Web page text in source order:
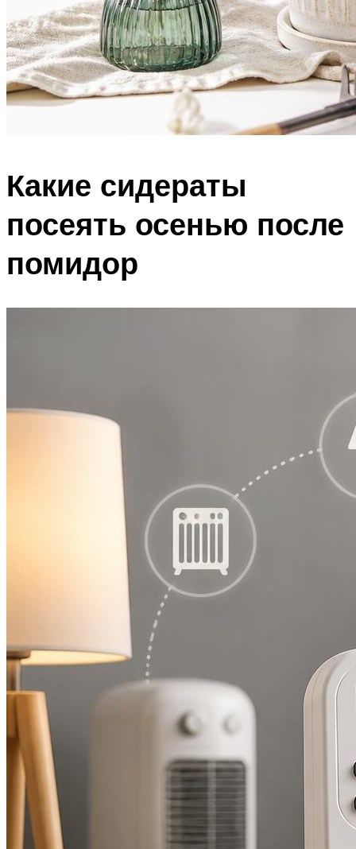
Какие сидераты
посеять осенью после
помидор